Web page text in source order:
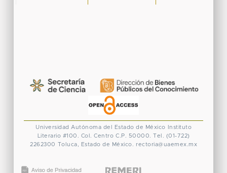
Universidad Autónoma del Estado de México
Instituto
Literario #100. Col. Centro C.P. 50000. Tel. (01-722)
2262300 Toluca, Estado de México. rectoria@uaemex.mx